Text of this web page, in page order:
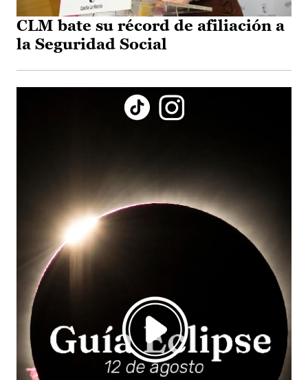
CLM bate su récord de afiliación a
la Seguridad Social